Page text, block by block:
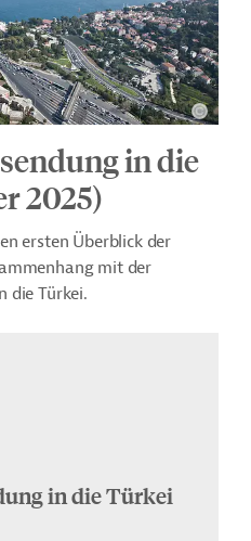
in die
2025)
ersten Überblick der
mit der
die Türkei.
in die Türkei